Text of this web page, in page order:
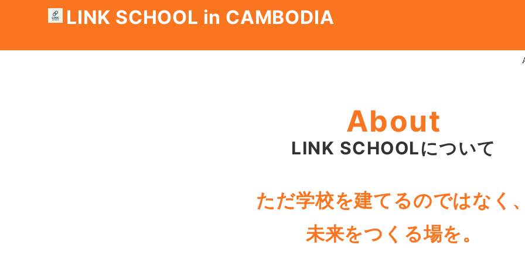
LINK SCHOOL in CAMBODIA
About
LINK SCHOOLについて
ただ学校を建てるのではなく、
未来をつくる場を。